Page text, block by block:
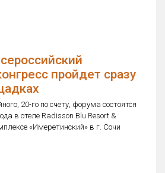
пройдет сразу
20-го по счету, форума состоятся
в отеле Radisson Blu Resort &
«Имеретинский» в г. Сочи